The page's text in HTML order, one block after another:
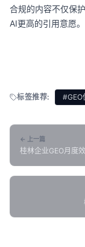
合规的内容不仅保
AI更高的引用意愿。
标签推荐: #GEO
← 上一篇
桂林企业GEO月度